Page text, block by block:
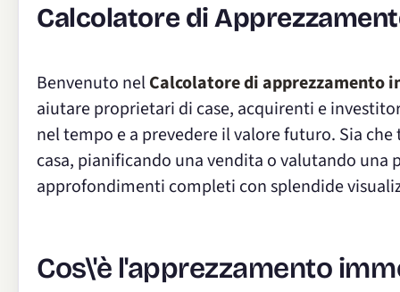
Calcolatore di
Benvenuto nelCalcolatore di apprezzamento
aiutare proprietari di case, acquirenti e
nel tempo e a prevedere il valore futuro. Sia
casa, pianificando una vendita o valutando
approfondimenti completi con splendide
Cos\'è l'apprezzamento